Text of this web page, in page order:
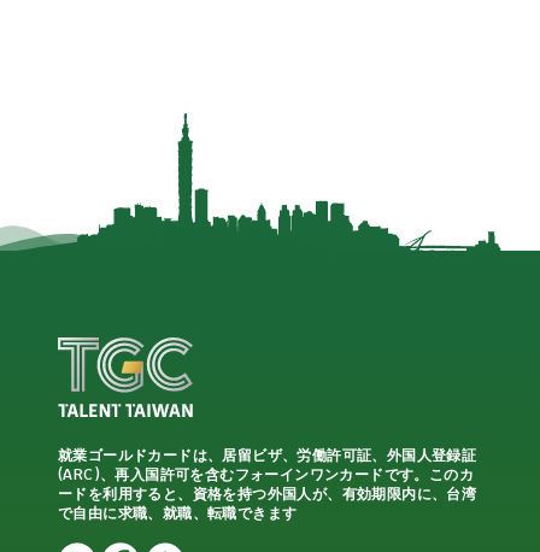
就業ゴールドカードは、居留ビザ、労働許可証、外国人登録証
(ARC)、再入国許可を含むフォーインワンカードです。このカ
ードを利用すると、資格を持つ外国人が、有効期限内に、台湾
で自由に求職、就職、転職できます